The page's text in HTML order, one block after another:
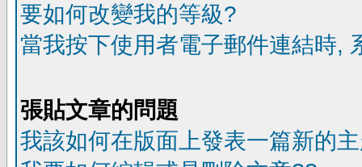
要如何改變我的等級?
當我按下使用者電子郵件連結時,
張貼文章的問題
我該如何在版面上發表一篇新的